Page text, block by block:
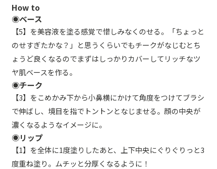
How to
◉ベース
【5】を美容液を塗る感覚で惜しみなくのせる。「ちょっと
のせすぎたかな？」と思うくらいでもチークがなじむとち
ょうど良くなるのでまずはしっかりカバーしてリッチなツ
ヤ肌ベースを作る。
◉チーク
【3】をこめかみ下から小鼻横にかけて角度をつけてブラシ
で伸ばし、境目を指でトントンとなじませる。顔の中央が
濃くなるようなイメージに。
◉リップ
【1】を全体に1度塗りしたあと、上下中央にぐりぐりっと3
度重ね塗り。ムチッと分厚くなるように！